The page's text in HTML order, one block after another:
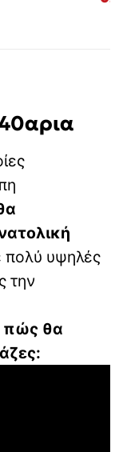
πολύ υψηλές
την
πώς θα